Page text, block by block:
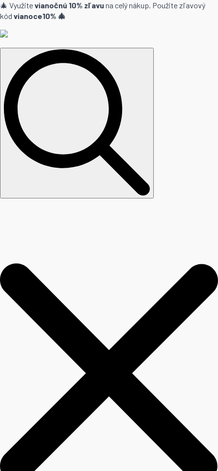
🎄 Využitevianočnú 10% zľavu na celý nákup. Použite zľavový
kód vianoce10% 🎄